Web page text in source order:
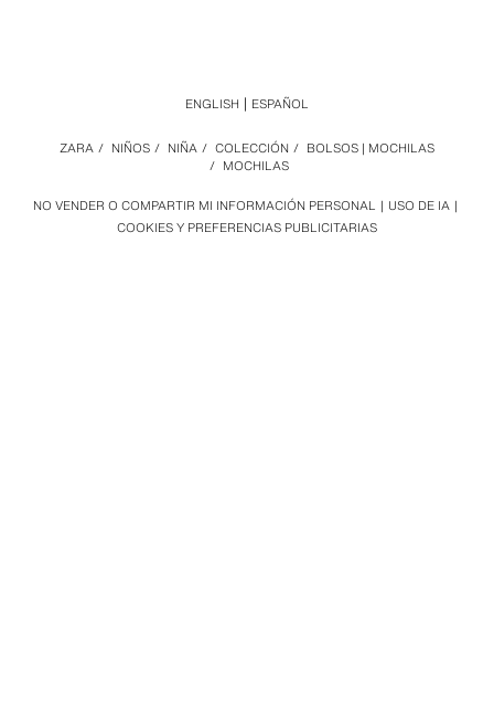
NO VENDER O COMPARTIR MI INFORMACIÓN PERSONAL
USO DE IA
COOKIES Y PREFERENCIAS PUBLICITARIAS
ZARA / NIÑOS / NIÑA / COLECCIÓN / BOLSOS | MOCHILAS
/ MOCHILAS
ENGLISH ESPAÑOL